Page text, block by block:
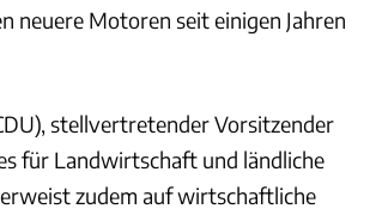
neuere Motoren seit einigen Jahren
stellvertretender Vorsitzender
für Landwirtschaft und ländliche
zudem auf wirtschaftliche